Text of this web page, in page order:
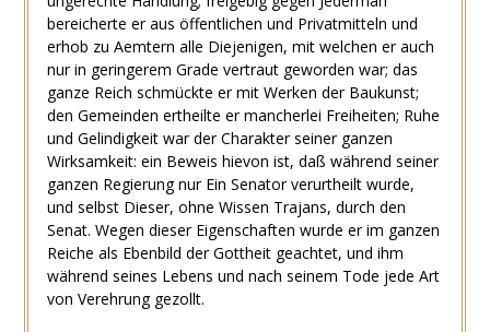
bereicherte er aus öffentlichen und Privatmitteln und
erhob zu Aemtern alle Diejenigen, mit welchen er auch
nur in geringerem Grade vertraut geworden war; das
ganze Reich schmückte er mit Werken der Baukunst;
den Gemeinden ertheilte er mancherlei Freiheiten; Ruhe
und Gelindigkeit war der Charakter seiner ganzen
Wirksamkeit: ein Beweis hievon ist, daß während seiner
ganzen Regierung nur Ein Senator verurtheilt wurde,
und selbst Dieser, ohne Wissen Trajans, durch den
Senat. Wegen dieser Eigenschaften wurde er im ganzen
Reiche als Ebenbild der Gottheit geachtet, und ihm
während seines Lebens und nach seinem Tode jede Art
von Verehrung gezollt.